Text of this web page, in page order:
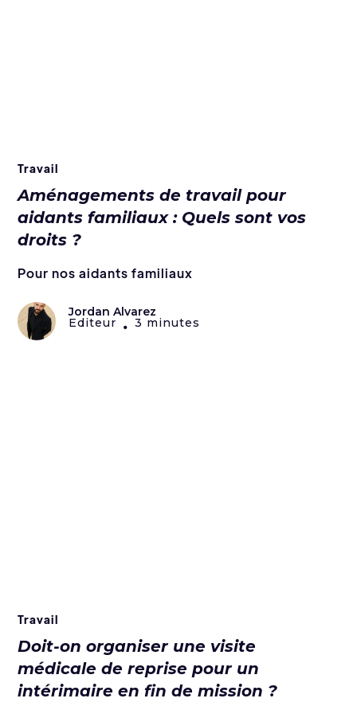
Travail
Aménagements de travail pour
aidants familiaux : Quels sont vos
droits ?
Pour nos aidants familiaux
Jordan Alvarez
Editeur • 3 minutes
Travail
Doit-on organiser une visite
médicale de reprise pour un
intérimaire en fin de mission ?